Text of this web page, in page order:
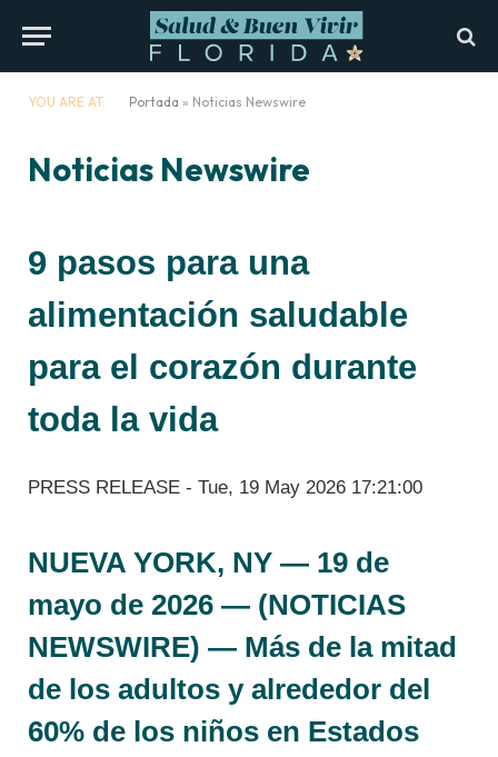
YOU ARE AT: Portada » Noticias Newswire
Noticias Newswire
9 pasos para una
alimentación saludable
para el corazón durante
toda la vida
PRESS RELEASE - Tue, 19 May 2026 17:21:00
NUEVA YORK, NY — 19 de
mayo de 2026 — (NOTICIAS
NEWSWIRE) — Más de la mitad
de los adultos y alrededor del
60% de los niños en Estados